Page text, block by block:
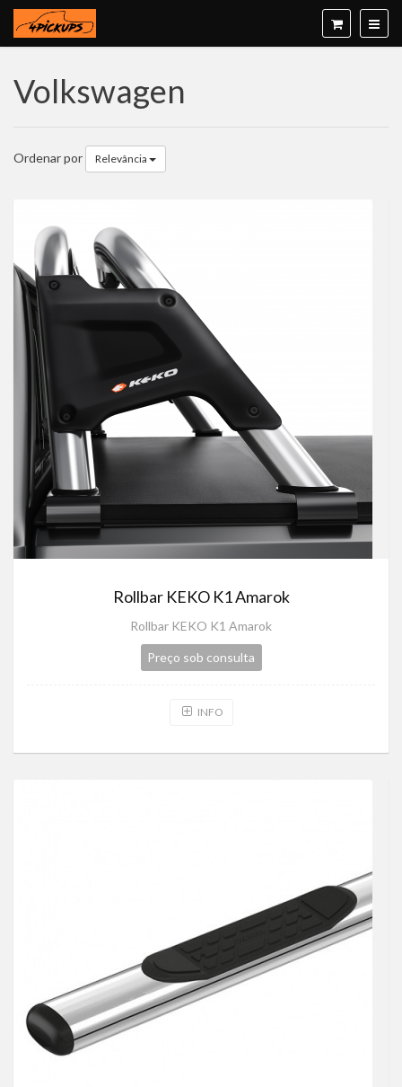
Volkswagen
Ordenar por Relevância
Rollbar KEKO K1 Amarok
Rollbar KEKO K1 Amarok
Preço sob consulta
INFO